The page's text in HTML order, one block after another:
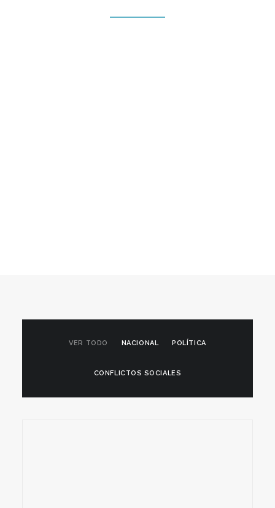
VER TODO NACIONAL POLÍTICA
CONFLICTOS SOCIALES